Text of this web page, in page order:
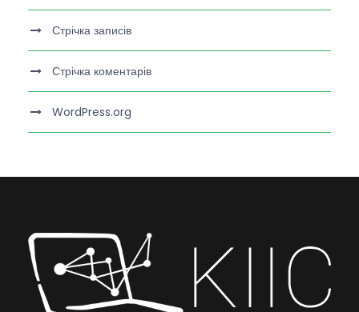
Стрічка записів
Стрічка коментарів
WordPress.org